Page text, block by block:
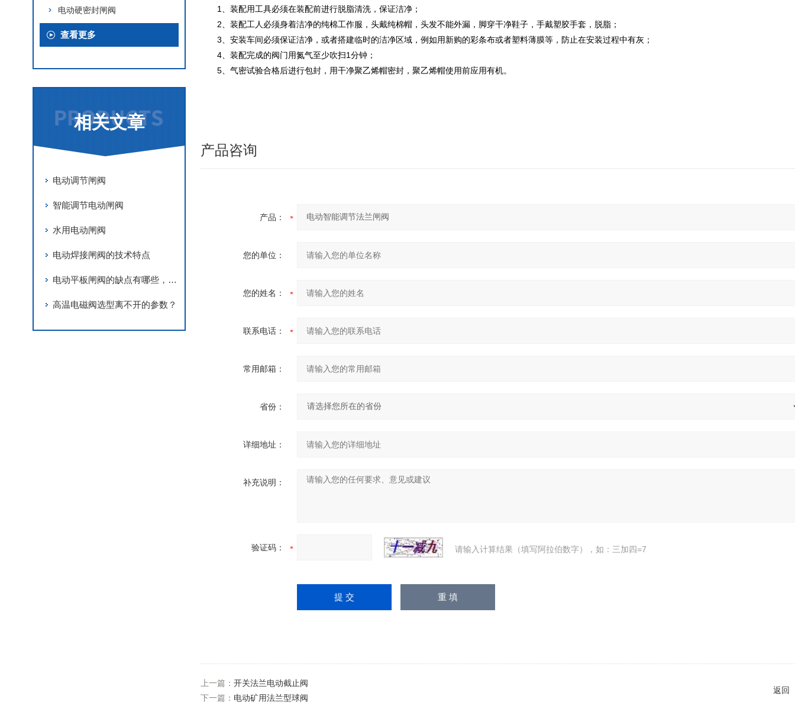
电动硬密封闸阀
查看更多
相关文章
电动调节闸阀
智能调节电动闸阀
水用电动闸阀
电动焊接闸阀的技术特点
电动平板闸阀的缺点有哪些，你知道吗
高温电磁阀选型离不开的参数？
1、装配用工具必须在装配前进行脱脂清洗，保证洁净；
2、装配工人必须身着洁净的纯棉工作服，头戴纯棉帽，头发不能外漏，脚穿干净鞋子，手戴塑胶手套，脱脂；
3、安装车间必须保证洁净，或者搭建临时的洁净区域，例如用新购的彩条布或者塑料薄膜等，防止在安装过程中有灰；
4、装配完成的阀门用氮气至少吹扫1分钟；
5、气密试验合格后进行包封，用干净聚乙烯帽密封，聚乙烯帽使用前应用有机。
产品咨询
产品：
您的单位：
您的姓名：
联系电话：
常用邮箱：
省份：
详细地址：
补充说明：
验证码： 请输入计算结果（填写阿拉伯数字），如：三加四=7
上一篇： 开关法兰电动截止阀
下一篇： 电动矿用法兰型球阀
返回